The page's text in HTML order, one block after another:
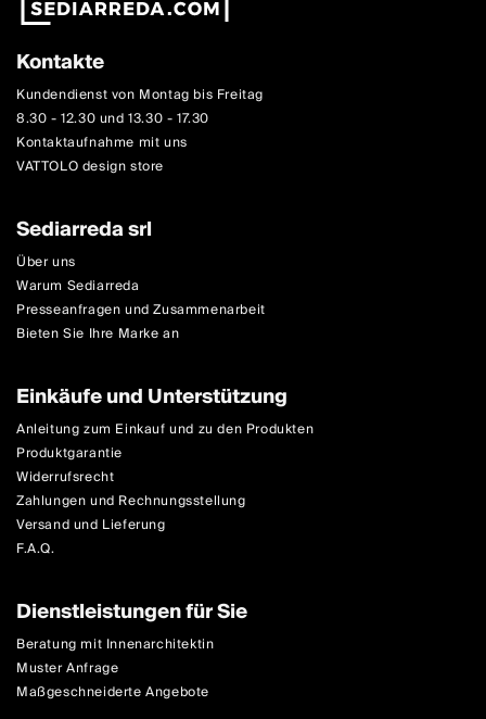
Kontakte
Kundendienst von Montag bis Freitag
8.30 - 12.30 und 13.30 - 17.30
Kontaktaufnahme mit uns
VATTOLO design store
Sediarreda srl
Über uns
Warum Sediarreda
Presseanfragen und Zusammenarbeit
Bieten Sie Ihre Marke an
Einkäufe und Unterstützung
Anleitung zum Einkauf und zu den Produkten
Produktgarantie
Widerrufsrecht
Zahlungen und Rechnungsstellung
Versand und Lieferung
F.A.Q.
Dienstleistungen für Sie
Beratung mit Innenarchitektin
Muster Anfrage
Maßgeschneiderte Angebote